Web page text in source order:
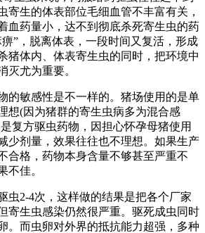
寄生的体表部位毛细血管不丰富有关，
血药量小，达不到彻底杀死寄生虫的药
”，脱离体表，一段时间又复活，形成
猪体内、体表寄生虫的同时，把环境中
灭尤为重要。
敏感性是不一样的。猪场使用的是单
想(因为猪群的寄生虫病多为混合感
复方驱虫药物，因担心怀孕母猪使用
少剂量，效果往往也不理想。如果生产
合格，药物本身含量不够甚至严重不
不佳。
2-4次，这样做的结果是把各个厂家
寄生虫感染仍然很严重。驱死成虫同时
。而虫卵对外界的抵抗能力超强，多种